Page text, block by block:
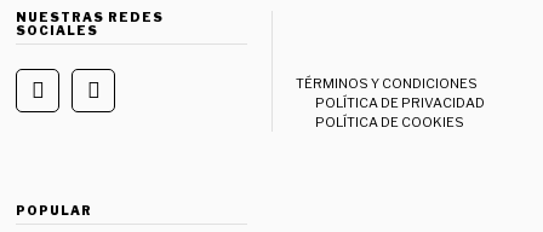
NUESTRAS REDES
SOCIALES
TÉRMINOS Y CONDICIONES
POLÍTICA DE PRIVACIDAD
POLÍTICA DE COOKIES
POPULAR